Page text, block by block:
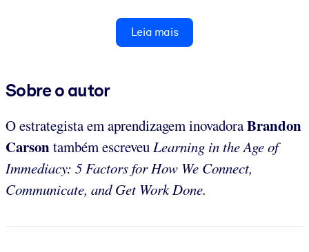
Leia mais
Sobre o autor
O estrategista em aprendizagem inovadoraBrandon
Carsontambém escreveuLearning in the Age of
Immediacy: 5 Factors for How We Connect,
Communicate, and Get Work Done.